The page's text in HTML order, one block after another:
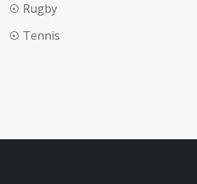
Rugby
Tennis